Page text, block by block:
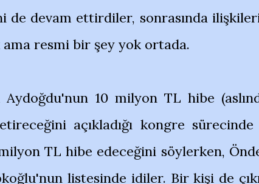
de devam ettirdiler, sonrasında
ama resmi bir şey yok ortada.
10 milyon TL hibe
açıkladığı kongre sürecinde
TL hibe edeceğini söylerken,
listesinde idiler. Bir kişi de